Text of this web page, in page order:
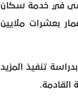
موسى في خدمة سكان
بعشرات ملايين
تنفيذ المزيد
القادمة.